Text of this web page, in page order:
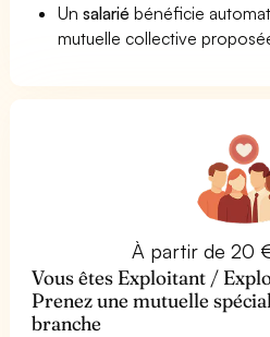
Unsalarié bénéficie
mutuelle collective
À partir de 20
Vous êtes Exploitant /
Prenez une mutuelle
branche